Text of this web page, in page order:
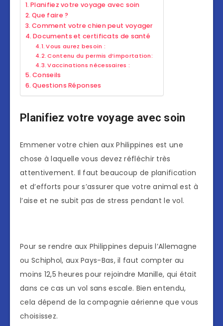
Planifiez votre voyage avec soin
Que faire ?
Comment votre chien peut voyager
Documents et certificats de santé
Vous aurez besoin :
Contenu du permis d’importation:
Vaccinations nécessaires :
Conseils
Questions Réponses
Planifiez votre voyage avec soin
Emmener votre chien aux Philippines est une
chose à laquelle vous devez réfléchir très
attentivement. Il faut beaucoup de planification
et d’efforts pour s’assurer que votre animal est à
l’aise et ne subit pas de stress pendant le vol.
Pour se rendre aux Philippines depuis l’Allemagne
ou Schiphol, aux Pays-Bas, il faut compter au
moins 12,5 heures pour rejoindre Manille, qui était
dans ce cas un vol sans escale. Bien entendu,
cela dépend de la compagnie aérienne que vous
choisissez.